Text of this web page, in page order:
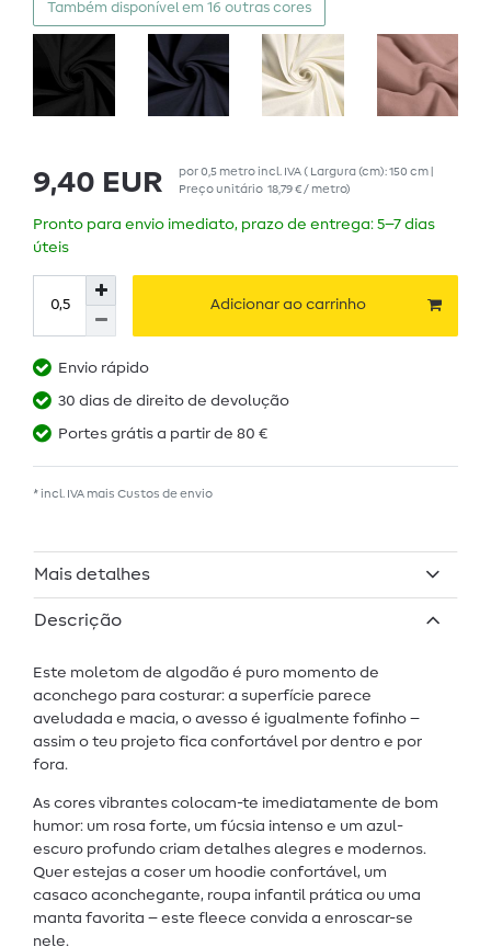
Também disponível em 16 outras cores
9,40 EUR por0,5 metroincl. IVA( Largura (cm): 150 cm |
Preço unitário 18,79 € / metro)
Pronto para envio imediato, prazo de entrega: 5–7 dias
úteis
Adicionar ao carrinho
Envio rápido
30 dias de direito de devolução
Portes grátis a partir de 80 €
* incl. IVA mais Custos de envio
Mais detalhes
Descrição
Este moletom de algodão é puro momento de
aconchego para costurar: a superfície parece
aveludada e macia, o avesso é igualmente fofinho –
assim o teu projeto fica confortável por dentro e por
fora.
As cores vibrantes colocam-te imediatamente de bom
humor: um rosa forte, um fúcsia intenso e um azul-
escuro profundo criam detalhes alegres e modernos.
Quer estejas a coser um hoodie confortável, um
casaco aconchegante, roupa infantil prática ou uma
manta favorita – este fleece convida a enroscar-se
nele.